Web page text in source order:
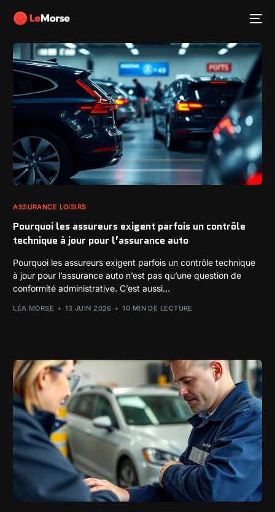
ASSURANCE LOISIRS
Pourquoi les assureurs exigent parfois un contrôle
technique à jour pour l’assurance auto
Pourquoi les assureurs exigent parfois un contrôle technique
à jour pour l’assurance auto n’est pas qu’une question de
conformité administrative. C’est aussi...
LÉA MORSE 13 JUIN 2026 10 MIN DE LECTURE